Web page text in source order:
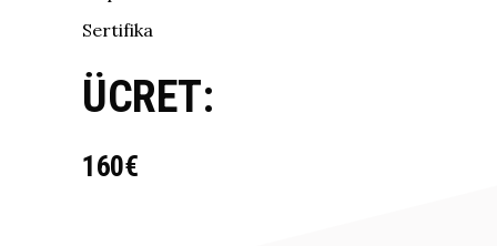
Sertifika
ÜCRET:
160€